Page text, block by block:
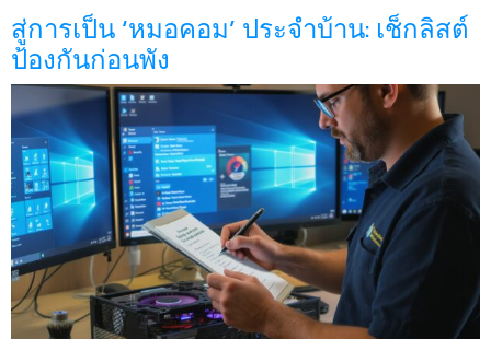
สู่การเป็น ‘หมอคอม’ ประจำบ้าน: เช็กลิสต์
ป้องกันก่อนพัง